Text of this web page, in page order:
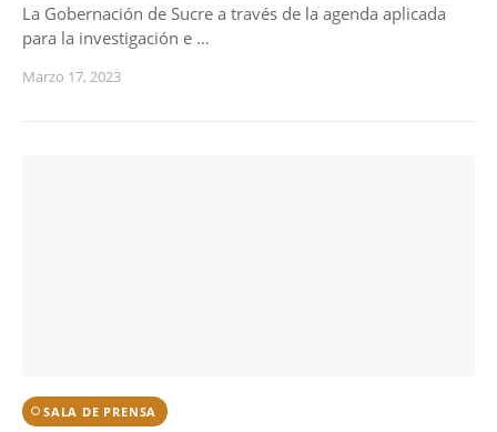
La Gobernación de Sucre a través de la agenda aplicada
para la investigación e …
Marzo 17, 2023
SALA DE PRENSA